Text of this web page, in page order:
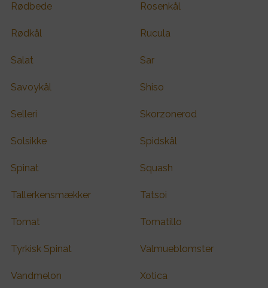
Rødbede Rosenkål
Rødkål Rucula
Salat Sar
Savoykål Shiso
Selleri Skorzonerod
Solsikke Spidskål
Spinat Squash
Tallerkensmækker Tatsoi
Tomat Tomatillo
Tyrkisk Spinat Valmueblomster
Vandmelon Xotica